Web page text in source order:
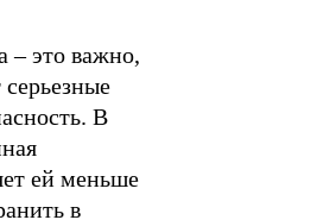
– это важно,
В
ей меньше
в